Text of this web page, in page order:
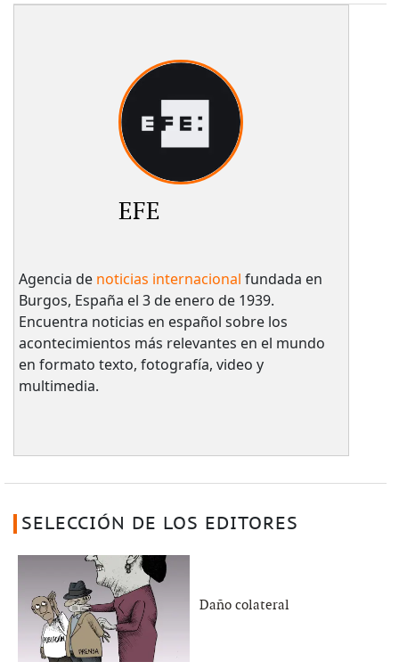
EFE
Agencia de noticias internacional fundada en
Burgos, España el 3 de enero de 1939.
Encuentra noticias en español sobre los
acontecimientos más relevantes en el mundo
en formato texto, fotografía, video y
multimedia.
SELECCIÓN DE LOS EDITORES
Daño colateral